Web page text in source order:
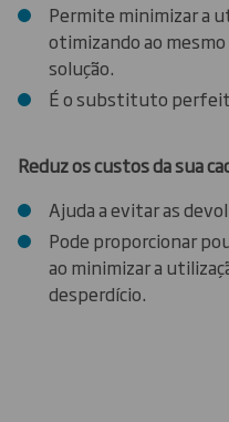
Permite minimizar a
otimizando ao
solução.
É o substituto
Reduz os custos da sua
Ajuda a evitar as
Pode proporcionar
ao minimizar a
desperdício.